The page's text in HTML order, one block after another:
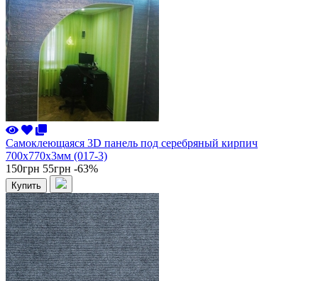
Самоклеющаяся 3D панель под серебряный кирпич
700x770x3мм (017-3)
150грн 55грн -63%
Купить